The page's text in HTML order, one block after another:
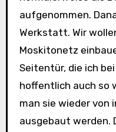
aufgenommen.
Werkstatt. Wir
Moskitonetz
Seitentür, die ich
hoffentlich auch so
man sie wieder von
ausgebaut werden.